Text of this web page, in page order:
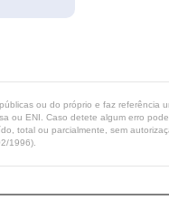
ou do próprio e faz referência
ou ENI. Caso detete algum erro
total ou parcialmente, sem
1996).